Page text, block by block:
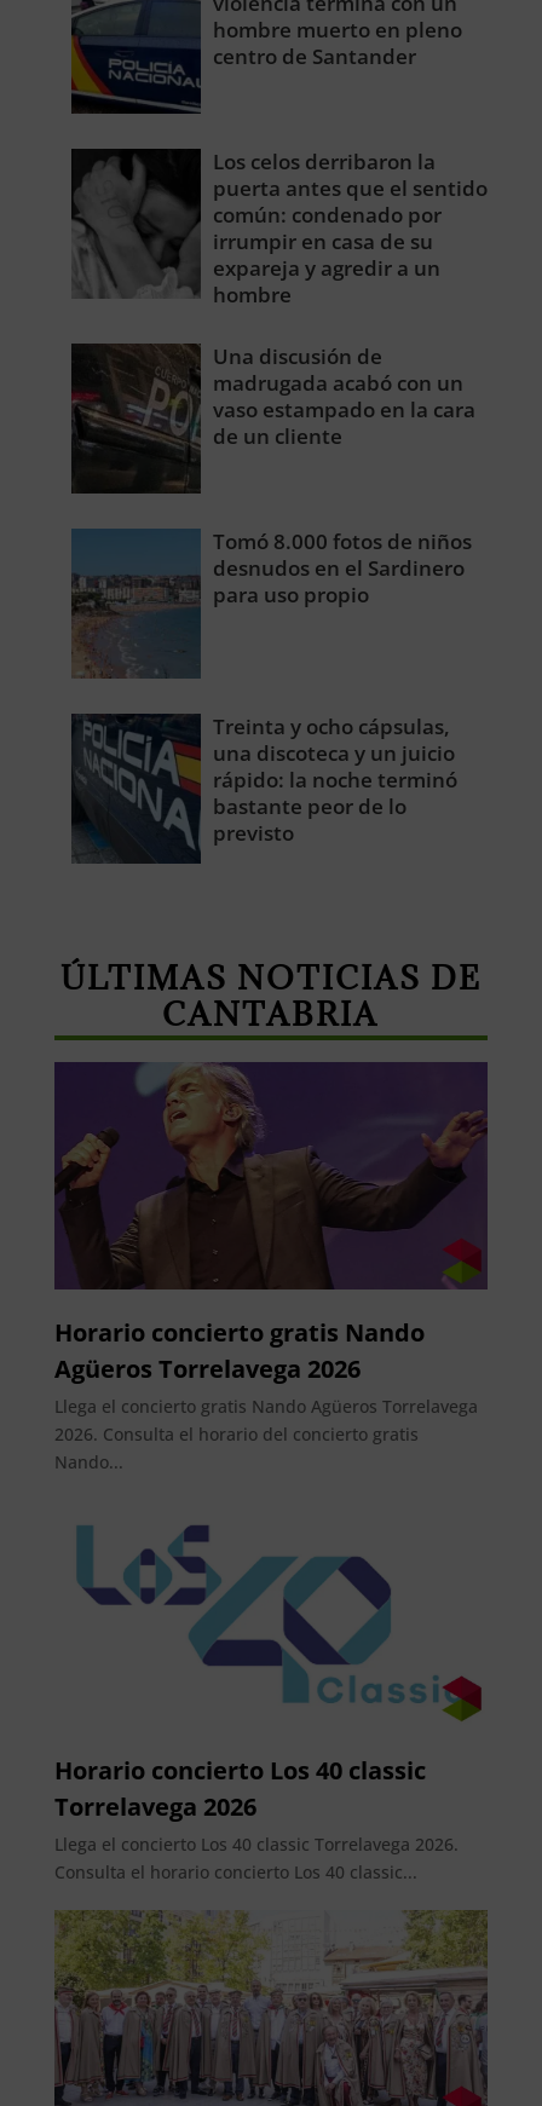
hombre muerto en pleno
centro de Santander
Los celos derribaron la
puerta antes que el sentido
común: condenado por
irrumpir en casa de su
expareja y agredir a un
hombre
Una discusión de
madrugada acabó con un
vaso estampado en la cara
de un cliente
Tomó 8.000 fotos de niños
desnudos en el Sardinero
para uso propio
Treinta y ocho cápsulas,
una discoteca y un juicio
rápido: la noche terminó
bastante peor de lo
previsto
ÚLTIMAS NOTICIAS DE
CANTABRIA
Horario concierto gratis Nando
Agüeros Torrelavega 2026
Llega el concierto gratis Nando Agüeros Torrelavega
2026. Consulta el horario del concierto gratis
Nando...
Horario concierto Los 40 classic
Torrelavega 2026
Llega el concierto Los 40 classic Torrelavega 2026.
Consulta el horario concierto Los 40 classic...